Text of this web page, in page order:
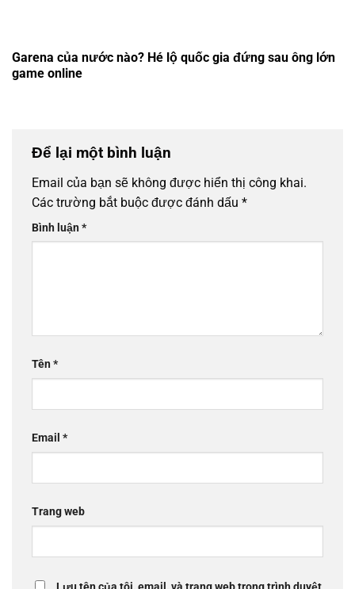
Garena của nước nào? Hé lộ quốc gia đứng sau ông lớn
game online
Để lại một bình luận
Email của bạn sẽ không được hiển thị công khai.
Các trường bắt buộc được đánh dấu *
Bình luận*
Tên*
Email *
Trang web